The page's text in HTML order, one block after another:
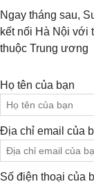
Ngay tháng sau,
kết nối Hà Nội với
thuộc Trung ương
Họ tên của bạn
Địa chỉ email của
Số điện thoại của